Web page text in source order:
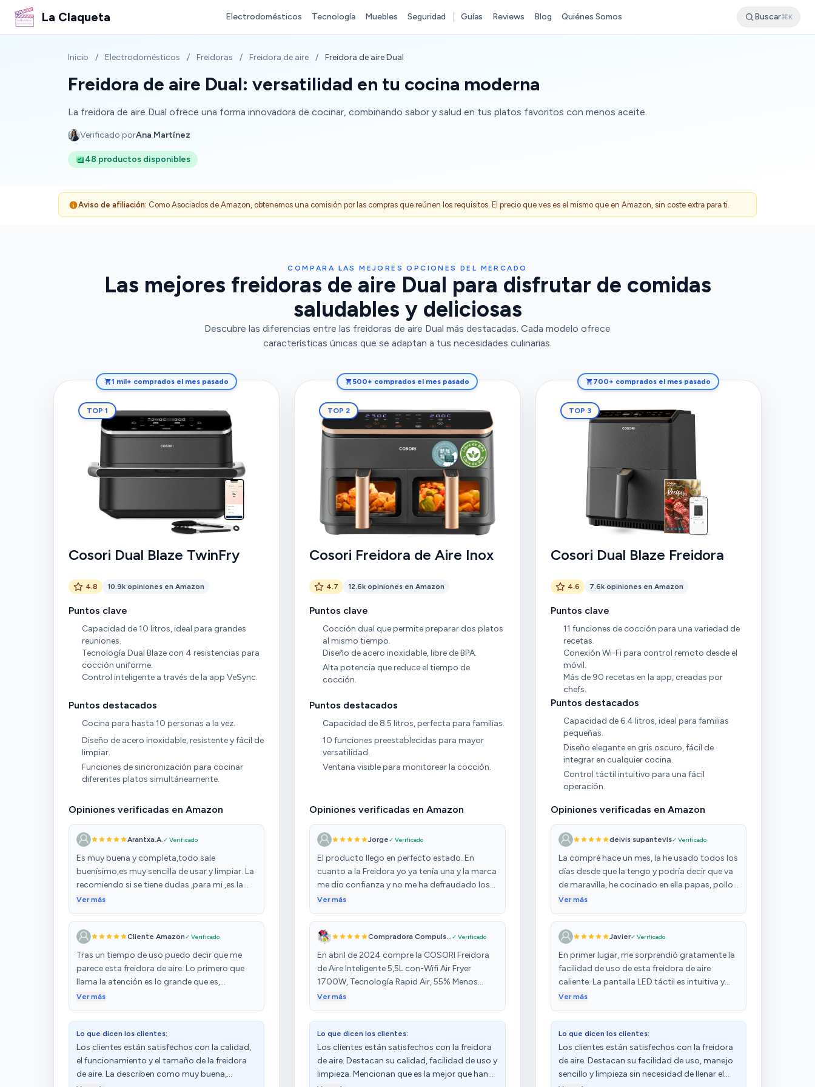
La Claqueta Electrodomésticos Tecnología Muebles Seguridad Guías Reviews Blog Quiénes Somos Buscar⌘K
Inicio / Electrodomésticos / Freidoras / Freidora de aire / Freidora de aire Dual
Freidora de aire Dual: versatilidad en tu cocina moderna
La freidora de aire Dual ofrece una forma innovadora de cocinar, combinando sabor y salud en tus platos favoritos con menos aceite.
Verificado porAna Martínez
48 productos disponibles
Aviso de afiliación: Como Asociados de Amazon, obtenemos una comisión por las compras que reúnen los requisitos. El precio que ves es el mismo que en Amazon, sin coste extra para ti.
COMPARA LAS MEJORES OPCIONES DEL MERCADO
Las mejores freidoras de aire Dual para disfrutar de comidas
saludables y deliciosas
Descubre las diferencias entre las freidoras de aire Dual más destacadas. Cada modelo ofrece
características únicas que se adaptan a tus necesidades culinarias.
1 mil+ comprados el mes pasado
TOP 1
Cosori Dual Blaze TwinFry
4.8 10.9k opiniones en Amazon
Puntos clave
Capacidad de 10 litros, ideal para grandes
reuniones.
Tecnología Dual Blaze con 4 resistencias para
cocción uniforme.
Control inteligente a través de la app VeSync.
Puntos destacados
Cocina para hasta 10 personas a la vez.
Diseño de acero inoxidable, resistente y fácil de
limpiar.
Funciones de sincronización para cocinar
diferentes platos simultáneamente.
Opiniones verificadas en Amazon
Arantxa.A.✓ Verificado
Es muy buena y completa,todo sale
buenísimo,es muy sencilla de usar y limpiar. La
recomiendo si se tiene dudas ,para mi ,es la
mejor,merece la pena pagar un poco más,por
Ver más
Cliente Amazon✓ Verificado
Tras un tiempo de uso puedo decir que me
parece esta freidora de aire. Lo primero que
llama la atención es lo grande que es,
acostumbrados a freidoras de menos
mas grande pero totalmente justificado. La
freidora se conecta perfectamente con la
app, desde la cual podrás ver desde recetas
guiadas paso a paso, hasta programarla para
usar libremente (eso si, en Europa no podrás
Ver más
Lo que dicen los clientes:
Los clientes están satisfechos con la calidad,
el funcionamiento y el tamaño de la freidora
de aire. La describen como muy buena,
500+ comprados el mes pasado
TOP 2
Cosori Freidora de Aire Inox
4.7 12.6k opiniones en Amazon
Puntos clave
Cocción dual que permite preparar dos platos
al mismo tiempo.
Diseño de acero inoxidable, libre de BPA.
Alta potencia que reduce el tiempo de
cocción.
Puntos destacados
Capacidad de 8.5 litros, perfecta para familias.
10 funciones preestablecidas para mayor
versatilidad.
Ventana visible para monitorear la cocción.
Opiniones verificadas en Amazon
Jorge✓ Verificado
El producto llego en perfecto estado. En
cuanto a la Freidora yo ya tenía una y la marca
me dio confianza y no me ha defraudado los
materiales son de muy buena calidad libre de
números son más grandes y se ven mejor y
dan más información (el segundero en el
tiempo) las cubetas son más pequeñas pero
con las dos dan más capacidad y puedes usar
una las dos o en cada una poner tiempo y
enseguida aprendes a manejarla, aunque si se
ha tenido una es muy parecido. En resumidas
cuentas estoy contento con la compra que
hecho la calidad precio es buena y la
recomiendo.
Ver más
Compradora Compuls...✓ Verificado
En abril de 2024 compre la COSORI Freidora
de Aire Inteligente 5,5L con-Wifi Air Fryer
1700W, Tecnología Rapid Air, 55% Menos
Energía, 13 Modos, Uso Fácil, Panel Táctil,
Libre de BPA Que deja claro que es de acero
inoxidable en el interior, aunque en el libro de
instrucciones pone que es de aluminio con
una capa de antiadherente. No es lo mismo
acero que aluminio el aluminio no se oxida
Ver más
Lo que dicen los clientes:
Los clientes están satisfechos con la freidora
de aire. Destacan su calidad, facilidad de uso y
limpieza. Mencionan que es la mejor que han
700+ comprados el mes pasado
TOP 3
Cosori Dual Blaze Freidora
4.6 7.6k opiniones en Amazon
Puntos clave
11 funciones de cocción para una variedad de
recetas.
Conexión Wi-Fi para control remoto desde el
móvil.
Más de 90 recetas en la app, creadas por
chefs.
Puntos destacados
Capacidad de 6.4 litros, ideal para familias
pequeñas.
Diseño elegante en gris oscuro, fácil de
integrar en cualquier cocina.
Control táctil intuitivo para una fácil
operación.
Opiniones verificadas en Amazon
deivis supantevis✓ Verificado
La compré hace un mes, la he usado todos los
días desde que la tengo y podría decir que va
de maravilla, he cocinado en ella papas, pollo,
pizzas, chuletas, lasaña, pan, tortillas y todo
recetas bastante amplio con decenas de
recetas que podrías cocinar en ella, todo lo
que he hecho ha quedado con magnífico
sabor, en los tiempos de cocción algunas
cosas necesitan más tiempo que el que dice la
papas congeladas las hace en 10 minutos en
vez de 20 de las papas normales, la limpieza
es sencilla y rápida, incluso se le podría
comprar una bandeja para que la limpieza sea
más cómoda aún, el ruido que hace al estar
Ver más
Javier✓ Verificado
En primer lugar, me sorprendió gratamente la
facilidad de uso de esta freidora de aire
caliente. La pantalla LED táctil es intuitiva y
fácil de navegar, lo que me permitió
que quería cocinar y ajustar la temperatura y
el tiempo de cocción adecuados. Además, la
freidora viene con un libro de recetas que
incluye más de 100 opciones, lo que me dio
muchas ideas nuevas para probar. La
Ver más
Lo que dicen los clientes:
Los clientes están satisfechos con la freidora
de aire. Destacan su facilidad de uso, manejo
sencillo y limpieza sin necesidad de llenar el